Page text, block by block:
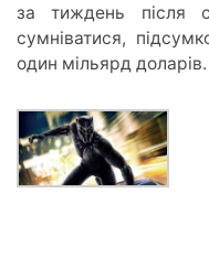
за тиждень після
сумніватися,
один мільярд доларів.